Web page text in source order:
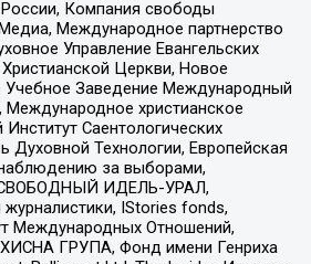
Компания свободы
Международное партнерство
Управление Евангельских
Церкви, Новое
Учебное Заведение Международный
христианское
Саентологических
Духовной Технологии, Европейская
за выборами,
СВОБОДНЫЙ ИДЕЛЬ-УРАЛ,
IStories fonds,
Международных Отношений,
ГРУПА, Фонд имени Генриха